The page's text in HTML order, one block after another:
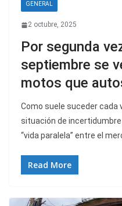
GENERAL
2 octubre, 2025
Por segunda
septiembre se
motos que
Como suele suceder cada
situación de
“vida paralela” entre el
Read More